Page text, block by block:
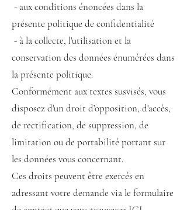
- aux conditions énoncées dans la
présente politique de confidentialité
- à la collecte, l'utilisation et la
conservation des données énumérées dans
la présente politique.
Conformément aux textes susvisés, vous
disposez d'un droit d’opposition, d'accès,
de rectification, de suppression, de
limitation ou de portabilité portant sur
les données vous concernant.
Ces droits peuvent être exercés en
adressant votre demande via le formulaire